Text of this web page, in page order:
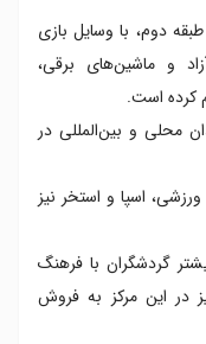
دوم، با وسایل بازی
و ماشین‌های برقی،
کرده است.
محلی و بین‌المللی در
ورزشی، اسپا و استخر نیز
گردشگران با فرهنگ
در این مرکز به فروش